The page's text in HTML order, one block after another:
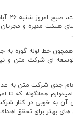
به گزارش
هیئت مدیره و مجریان
خط لوله گوره به
ای شرکت متن و
جدی شرکت متن به
همانگونه که تا
آن به خوبی در کنار
های بهتر برای تحقق